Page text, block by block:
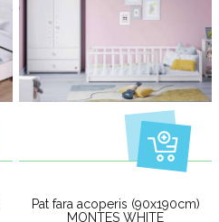
Pat fara acoperis (90x190cm)
MONTES WHITE